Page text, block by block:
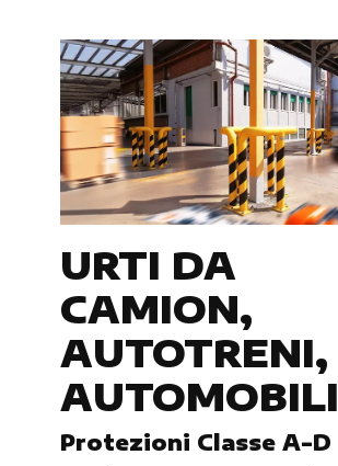
URTI DA
CAMION,
AUTOTRENI,
AUTOMOBILI
Protezioni Classe A-D